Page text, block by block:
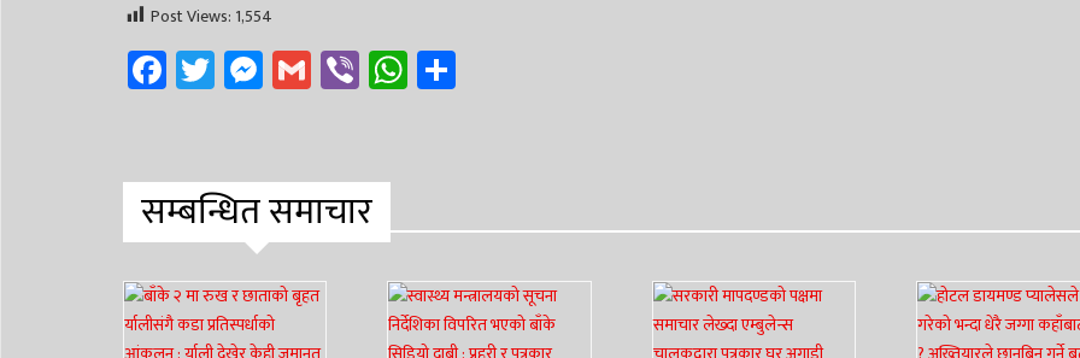
Post Views: 1,554
Facebook
Twitter
Messenger
GmailViberWhatsApp
सम्बन्धित समाचार